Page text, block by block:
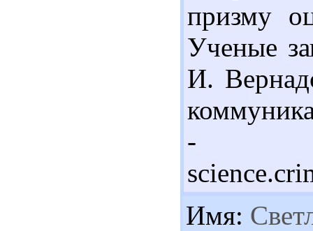
призму
Ученые
И.
-
Имя: